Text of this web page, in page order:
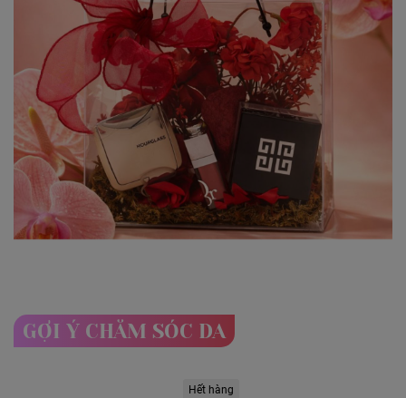
GỢI Ý CHĂM SÓC DA
Hết hàng